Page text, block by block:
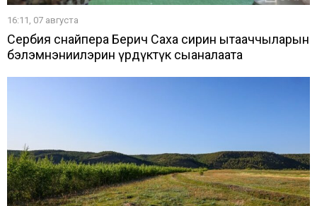
16:11, 07 августа
Сербия снайпера Берич Саха сирин ытааччыларын
бэлэмнэниилэрин үрдүктүк сыаналаата